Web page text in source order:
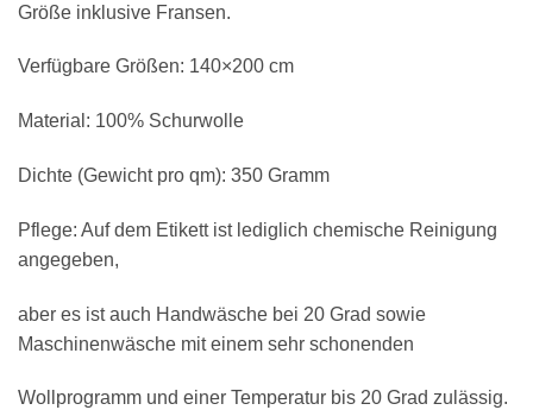
Größe inklusive Fransen.
Verfügbare Größen: 140×200 cm
Material: 100% Schurwolle
Dichte (Gewicht pro qm): 350 Gramm
Pflege: Auf dem Etikett ist lediglich chemische Reinigung
angegeben,
aber es ist auch Handwäsche bei 20 Grad sowie
Maschinenwäsche mit einem sehr schonenden
Wollprogramm und einer Temperatur bis 20 Grad zulässig.